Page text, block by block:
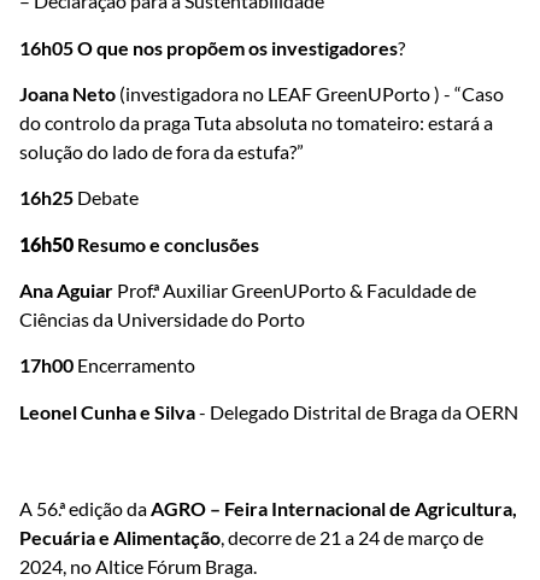
16h05O que nos propõem os investigadores?
Joana Neto (investigadora no LEAF GreenUPorto ) - “Caso
do controlo da praga Tuta absoluta no tomateiro: estará a
solução do lado de fora da estufa?”
16h25 Debate
16h50 Resumo e conclusões
Ana Aguiar Prof.ª Auxiliar GreenUPorto & Faculdade de
Ciências da Universidade do Porto
17h00 Encerramento
Leonel Cunha e Silva- Delegado Distrital de Braga da OERN
​​A 56.ª edição daAGRO – Feira Internacional de Agricultura,
Pecuária e Alimentação, decorre de 21 a 24 de março de
2024, no Altice Fórum Braga.